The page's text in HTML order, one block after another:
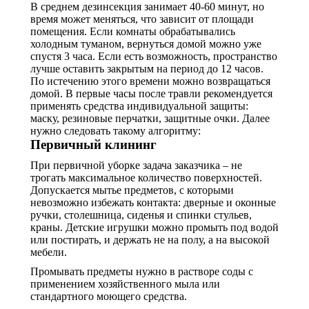
В среднем дезинсекция занимает 40-60 минут, но
время может меняться, что зависит от площади
помещения. Если комнаты обрабатывались
холодным туманом, вернуться домой можно уже
спустя 3 часа. Если есть возможность, пространство
лучше оставить закрытым на период до 12 часов.
По истечению этого времени можно возвращаться
домой. В первые часы после травли рекомендуется
применять средства индивидуальной защиты:
маску, резиновые перчатки, защитные очки. Далее
нужно следовать такому алгоритму:
Первичный клининг
При первичной уборке задача заказчика – не
трогать максимальное количество поверхностей.
Допускается мытье предметов, с которыми
невозможно избежать контакта: дверные и оконные
ручки, столешница, сиденья и спинки стульев,
краны. Детские игрушки можно промыть под водой
или постирать, и держать не на полу, а на высокой
мебели.
Промывать предметы нужно в растворе соды с
применением хозяйственного мыла или
стандартного моющего средства.